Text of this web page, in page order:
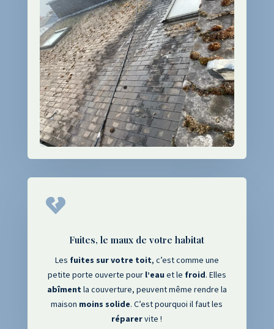

Fuites, le maux de votre habitat
Les fuites sur votre toit, c’est comme une
petite porte ouverte pour l’eau et le froid. Elles
abîment la couverture, peuvent même rendre la
maison moins solide. C’est pourquoi il faut les
réparervite !